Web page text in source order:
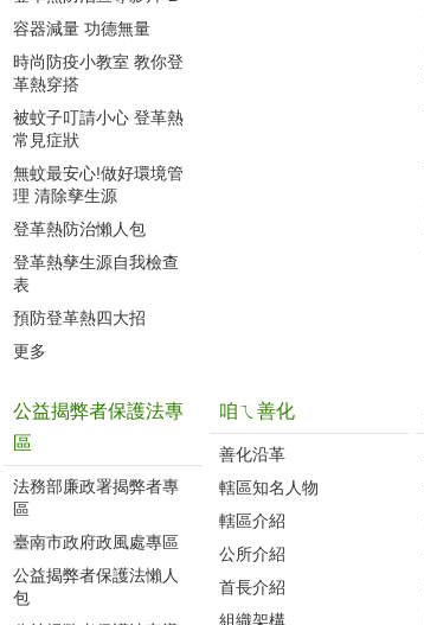
容器減量 功德無量
時尚防疫小教室 教你登
革熱穿搭
被蚊子叮請小心 登革熱
常見症狀
無蚊最安心!做好環境管
理 清除孳生源
登革熱防治懶人包
登革熱孳生源自我檢查
表
預防登革熱四大招
更多
公益揭弊者保護法專
區
法務部廉政署揭弊者專
區
臺南市政府政風處專區
公益揭弊者保護法懶人
包
咱ㄟ善化
善化沿革‭
轄區知名人物‭
轄區介紹
公所介紹
首長介紹
組織架構